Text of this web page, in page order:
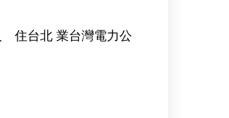
北 業台灣電力公